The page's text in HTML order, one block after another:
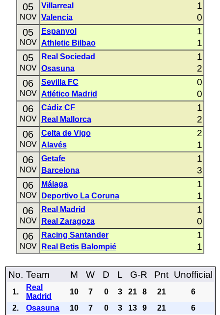
05
NOV
Villarreal 1
Valencia 0
05
NOV
Espanyol 1
Athletic Bilbao 1
05
NOV
Real Sociedad 1
Osasuna 2
06
NOV
Sevilla FC 0
Atlético Madrid 0
06
NOV
Cádiz CF 1
Real Mallorca 2
06
NOV
Celta de Vigo 2
Alavés 1
06
NOV
Getafe 1
Barcelona 3
06
NOV
Málaga 1
Deportivo La Coruna 1
06
NOV
Real Madrid 1
Real Zaragoza 0
06
NOV
Racing Santander 1
Real Betis Balompié 1
No. Team M W D L G-R Pnt Unofficial
1.
Real
Madrid
10 7 0 3 21 8 21
6
2.
Osasuna 10 7 0 3 13 9 21
6